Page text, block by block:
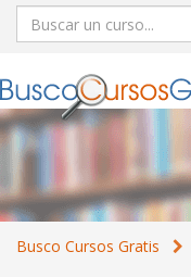
Busco Cursos Gratis